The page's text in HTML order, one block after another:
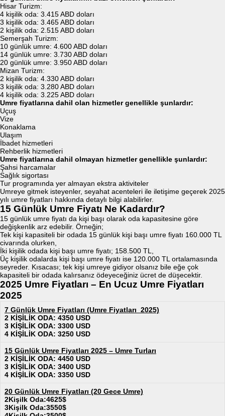
Hisar Turizm:
4 kişilik oda: 3.415 ABD doları
3 kişilik oda: 3.465 ABD doları
2 kişilik oda: 2.515 ABD doları
Semerşah Turizm:
10 günlük umre: 4.600 ABD doları
14 günlük umre: 3.730 ABD doları
20 günlük umre: 3.950 ABD doları
Mizan Turizm:
2 kişilik oda: 4.330 ABD doları
3 kişilik oda: 3.280 ABD doları
4 kişilik oda: 3.225 ABD doları
Umre fiyatlarına dahil olan hizmetler genellikle şunlardır:
Uçuş
Vize
Konaklama
Ulaşım
İbadet hizmetleri
Rehberlik hizmetleri
Umre fiyatlarına dahil olmayan hizmetler genellikle şunlardır:
Şahsi harcamalar
Sağlık sigortası
Tur programında yer almayan ekstra aktiviteler
Umreye gitmek isteyenler, seyahat acenteleri ile iletişime geçerek 2025
yılı umre fiyatları hakkında detaylı bilgi alabilirler.
15 Günlük Umre Fiyatı Ne Kadardır?
15 günlük umre fiyatı da kişi başı olarak oda kapasitesine göre
değişkenlik arz edebilir. Örneğin;
Tek kişi kapasiteli bir odada 15 günlük kişi başı umre fiyatı 160.000 TL
civarında olurken,
İki kişilik odada kişi başı umre fiyatı; 158.500 TL,
Üç kişilik odalarda kişi başı umre fiyatı ise 120.000 TL ortalamasında
seyreder. Kısacası; tek kişi umreye gidiyor olsanız bile eğe çok
kapasiteli bir odada kalırsanız ödeyeceğiniz ücret de düşecektir.
2025 Umre Fiyatları – En Ucuz Umre Fiyatları
2025
7 Günlük Umre Fiyatları (Umre Fiyatları 2025)
2 KİŞİLİK ODA: 4350 USD
3 KİŞİLİK ODA: 3300 USD
4 KİŞİLİK ODA: 3250 USD
15 Günlük Umre Fiyatları 2025 – Umre Turları
2 KİŞİLİK ODA: 4450 USD
3 KİŞİLİK ODA: 3400 USD
4 KİŞİLİK ODA: 3350 USD
20 Günlük Umre Fiyatları (20 Gece Umre)
2Kişilk Oda:4625$
3Kişilk Oda:3550$